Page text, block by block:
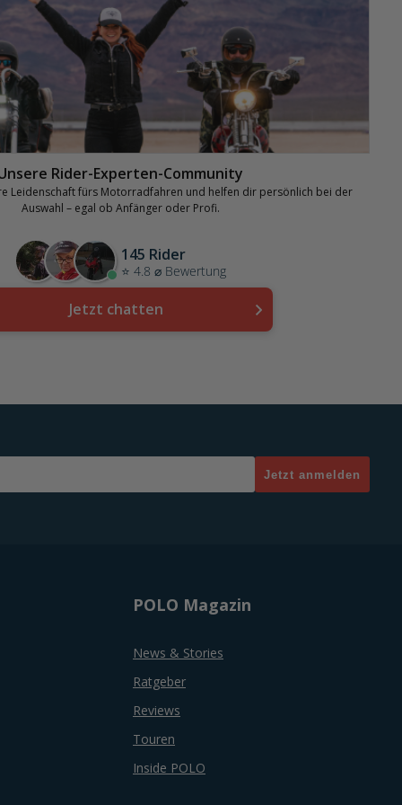
Rider-Experten-Community
Leidenschaft fürs Motorradfahren und helfen dir persönlich bei der
Auswahl – egal ob Anfänger oder Profi.
145 Rider
⭐ 4.8 ⌀ Bewertung
Jetzt chatten
Jetzt anmelden
POLO Magazin
News & Stories
Ratgeber
Reviews
Touren
Inside POLO